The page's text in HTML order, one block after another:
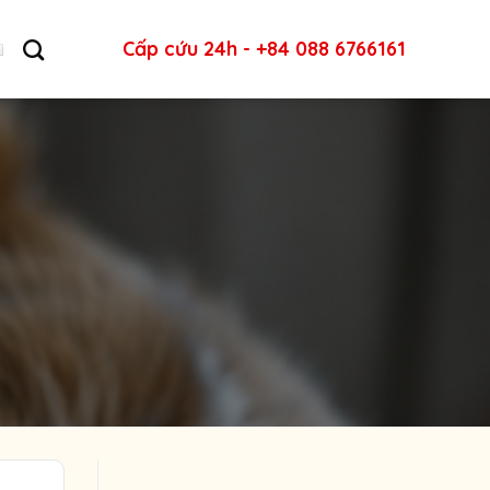
Cấp cứu 24h - +84 088 6766161